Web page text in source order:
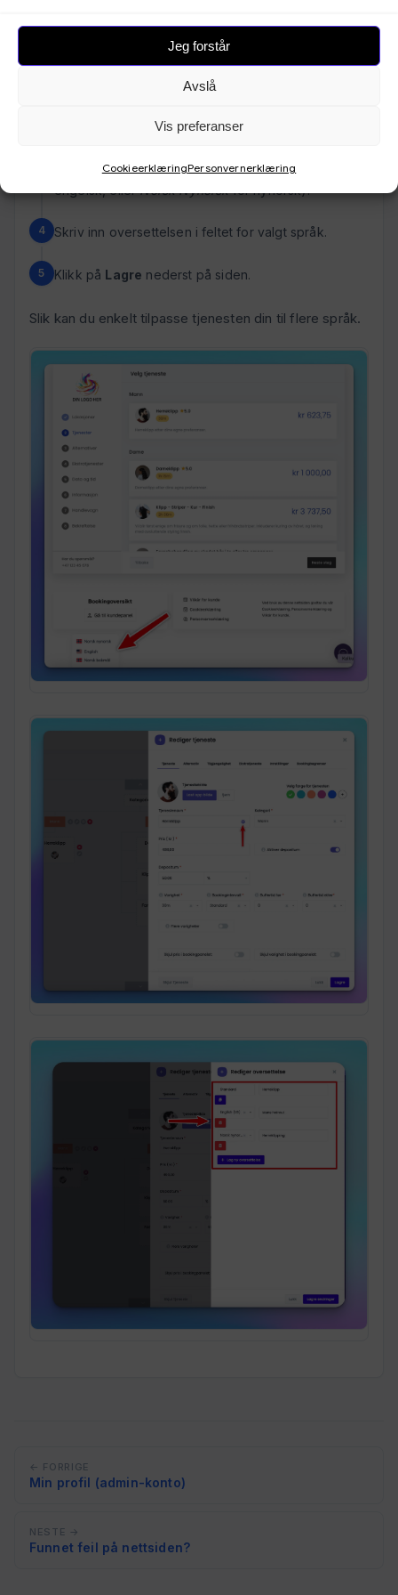
Jeg forstår
Avslå
Vis preferanser
CookieerklæringPersonvernerklæring
oversettelsesverktøyet.
Du ser først teksten på standardspråket ditt (Norsk).
“Lag ny oversettelse”
Velg språket du ønsker (f.eks.English (US)
engelsk, ellerNorsk Nynorskfor nynorsk).
Skriv inn oversettelsen i feltet for valgt språk.
Klikk på Lagre nederst på siden.
Slik kan du enkelt tilpasse tjenesten din til flere språk.
← FORRIGE
Min profil (admin-konto)
NESTE →
Funnet feil på nettsiden?